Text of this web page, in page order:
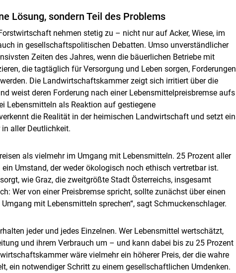
Lösung, sondern Teil des Problems
nehmen stetig zu – nicht nur auf Acker, Wiese, im
in gesellschaftspolitischen Debatten. Umso unverständlicher
Zeiten des Jahres, wenn die bäuerlichen Betriebe mit
die tagtäglich für Versorgung und Leben sorgen, Forderungen
Die Landwirtschaftskammer zeigt sich irritiert über die
weist deren Forderung nach einer Lebensmittelpreisbremse aufs
Lebensmitteln als Reaktion auf gestiegene
die Realität in der heimischen Landwirtschaft und setzt ein
aller Deutlichkeit.
als vielmehr im Umgang mit Lebensmitteln. 25 Prozent aller
Umstand, der weder ökologisch noch ethisch vertretbar ist.
wie Graz, die zweitgrößte Stadt Österreichs, insgesamt
Wer von einer Preisbremse spricht, sollte zunächst über einen
mit Lebensmitteln sprechen“, sagt Schmuckenschlager.
jeder und jedes Einzelnen. Wer Lebensmittel wertschätzt,
und ihrem Verbrauch um – und kann dabei bis zu 25 Prozent
wäre vielmehr ein höherer Preis, der die wahre
ein notwendiger Schritt zu einem gesellschaftlichen Umdenken.